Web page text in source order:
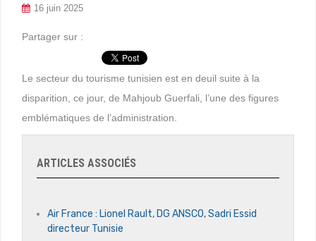
16 juin 2025
Partager sur :
Le secteur du tourisme tunisien est en deuil suite à la
disparition, ce jour, de Mahjoub Guerfali, l’une des figures
emblématiques de l’administration.
ARTICLES ASSOCIÉS
Air France : Lionel Rault, DG ANSCO, Sadri Essid
directeur Tunisie